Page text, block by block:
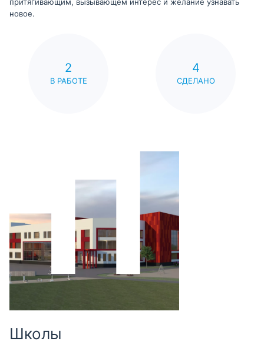
притягивающим, вызывающем интерес и желание узнавать
новое.
2
В РАБОТЕ
4
СДЕЛАНО
Школы